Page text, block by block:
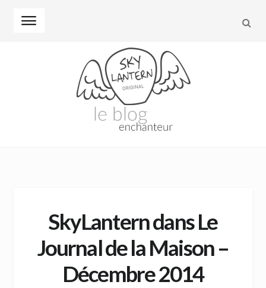
SkyLantern dans Le
Journal de la Maison –
Décembre 2014